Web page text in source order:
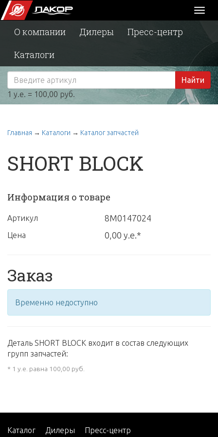
О компании Дилеры
Пресс-центр
Каталоги
Найти
1 у.е. = 100,00 руб.
Главная → Каталоги → Каталог запчастей
SHORT BLOCK
Информация о товаре
Артикул 8M0147024
Цена 0,00 у.е.*
Заказ
Временно недоступно
Деталь SHORT BLOCK входит в состав следующих
групп запчастей:
* 1 у.е. равна 100,00 руб.
Каталог Дилеры
Пресс-центр